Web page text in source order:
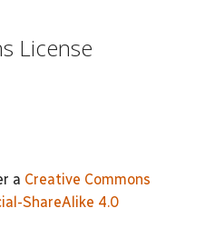
License
a Creative Commons
ShareAlike 4.0